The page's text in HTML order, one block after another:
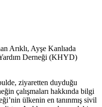
Arıklı, Ayşe Kanlıada
Derneği (KHYD)
ziyaretten duyduğu
çalışmaları hakkında bilgi
ülkenin en tanınmış sivil